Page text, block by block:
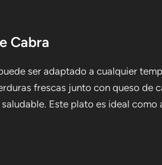
Cabra
ser adaptado a cualquier
frescas junto con queso de
Este plato es ideal como